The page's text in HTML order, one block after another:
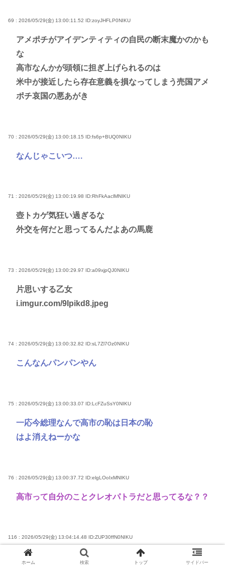
69 : 2026/05/29(金) 13:00:11.52 ID:zoyJHFLP0NIKU
アメポチがアイデンティティの自民の断末魔かのかも
な
高市なんかが頭領に担ぎ上げられるのは
米中が接近したら存在意義を損なってしまう売国アメ
ポチ哀国の悪あがき
70 : 2026/05/29(金) 13:00:18.15 ID:fs6p+BUQ0NIKU
なんじゃこいつ….
71 : 2026/05/29(金) 13:00:19.98 ID:RhFkAaclMNIKU
壺トカゲ気狂い過ぎるな
外交を何だと思ってるんだよあの馬鹿
73 : 2026/05/29(金) 13:00:29.97 ID:a09xjpQJ0NIKU
片思いする乙女
i.imgur.com/9Ipikd8.jpeg
74 : 2026/05/29(金) 13:00:32.82 ID:sL7Zl7Oz0NIKU
こんなんパンパンやん
75 : 2026/05/29(金) 13:00:33.07 ID:LcFZuSsY0NIKU
一応今総理なんで高市の恥は日本の恥
はよ消えねーかな
76 : 2026/05/29(金) 13:00:37.72 ID:elgLOoIxMNIKU
高市って自分のことクレオパトラだと思ってるな？？
116 : 2026/05/29(金) 13:04:14.48 ID:ZUP30ffN0NIKU
>>76
ホーム 検索 トップ サイドバー